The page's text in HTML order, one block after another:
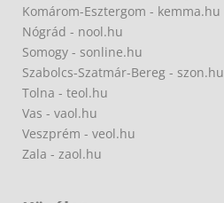
Komárom-Esztergom - kemma.hu
Nógrád - nool.hu
Somogy - sonline.hu
Szabolcs-Szatmár-Bereg - szon.hu
Tolna - teol.hu
Vas - vaol.hu
Veszprém - veol.hu
Zala - zaol.hu